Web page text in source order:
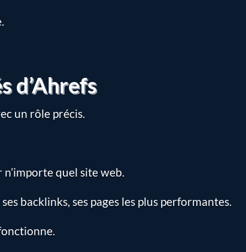
d’Ahrefs
un rôle précis.
n’importe quel site web.
backlinks, ses pages les plus performantes.